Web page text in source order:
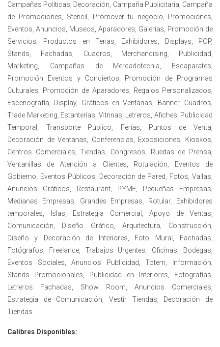
Campañas Políticas, Decoración, Campaña Publicitaria, Campaña
de Promociones, Stencil, Promover tu negocio, Promociones,
Eventos, Anuncios, Museos, Aparadores, Galerías, Promoción de
Servicios, Productos en Ferias, Exhibidores, Displays, POP,
Stands, Fachadas, Cuadros, Merchandising, Publicidad,
Marketing, Campañas de Mercadotecnia, Escaparates,
Promoción Eventos y Conciertos, Promoción de Programas
Culturales, Promoción de Aparadores, Regalos Personalizados,
Escenografía, Display, Gráficos en Ventanas, Banner, Cuadros,
Trade Marketing, Estanterías, Vitrinas, Letreros, Afiches, Publicidad
Temporal, Transporte Público, Ferias, Puntos de Venta,
Decoración de Ventanas, Conferencias, Exposiciones, Kioskos,
Centros Comerciales, Tiendas, Congresos, Ruedas de Prensa,
Ventanillas de Atención a Clientes, Rotulación, Eventos de
Gobierno, Eventos Públicos, Decoración de Pared, Fotos, Vallas,
Anuncios Gráficos, Restaurant, PYME, Pequeñas Empresas,
Medianas Empresas, Grandes Empresas, Rotular, Exhibidores
temporales, Islas, Estrategia Comercial, Apoyo de Ventas,
Comunicación, Diseño Gráfico, Arquitectura, Construcción,
Diseño y Decoración de Interiores, Foto Mural, Fachadas,
Fotógrafos, Freelance, Trabajos Urgentes, Oficinas, Bodegas,
Eventos Sociales, Anuncios Publicidad, Totem, Información,
Stands Promocionales, Publicidad en Interiores, Fotografías,
Letreros Fachadas, Show Room, Anuncios Comerciales,
Estrategia de Comunicación, Vestir Tiendas, Decoración de
Tiendas
Calibres Disponibles: